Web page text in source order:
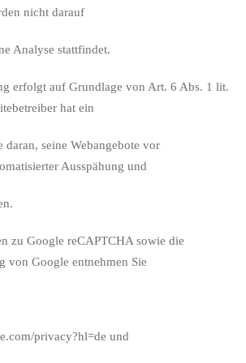
nicht darauf
Analyse stattfindet.
erfolgt auf Grundlage von Art. 6 Abs. 1 lit.
hat ein
daran, seine Webangebote vor
Ausspähung und
zu Google reCAPTCHA sowie die
von Google entnehmen Sie
privacy?hl=de und